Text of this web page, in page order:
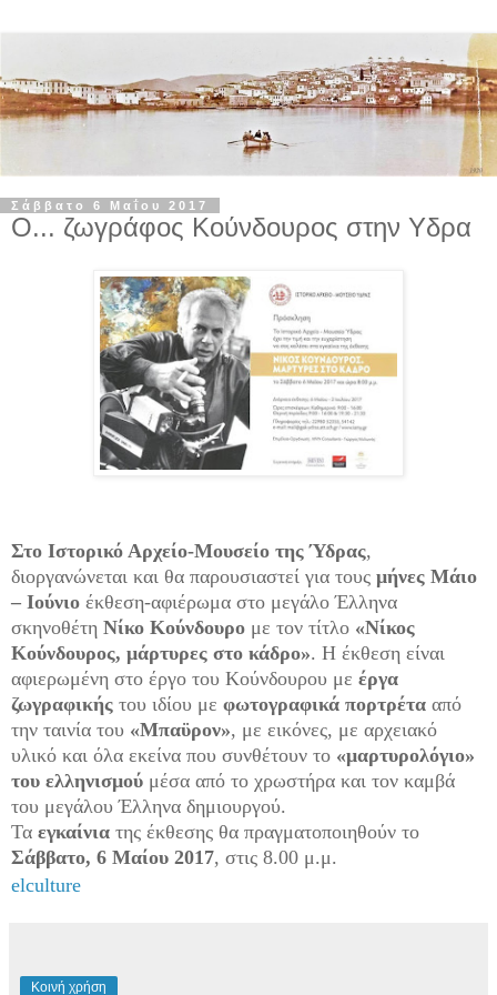
Σάββατο 6 Μαΐου 2017
Ο... ζωγράφος Κούνδουρος στην Υδρα
Στο Ιστορικό Αρχείο-Μουσείο της Ύδρας,
διοργανώνεται και θα παρουσιαστεί για τους μήνες Μάιο
– Ιούνιο έκθεση-αφιέρωμα στο μεγάλοΈλληνα
σκηνοθέτη Νίκο Κούνδουρο με τον τίτλο «Νίκος
Κούνδουρος, μάρτυρες στο κάδρο». Η έκθεση είναι
αφιερωμένη στο έργο του Κούνδουρου με έργα
ζωγραφικής του ιδίου με φωτογραφικά πορτρέτα από
την ταινία του «Μπαϋρον», με εικόνες, με αρχειακό
υλικό και όλα εκείνα που συνθέτουν το «μαρτυρολόγιο»
του ελληνισμού μέσα από το χρωστήρα και τον καμβά
του μεγάλου Έλληνα δημιουργού.
Τα εγκαίνια της έκθεσης θα πραγματοποιηθούν το
Σάββατο, 6 Μαίου 2017, στις 8.00 μ.μ.
elculture
Κοινή χρήση